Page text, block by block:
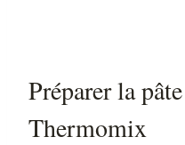
Préparer la
Thermomix